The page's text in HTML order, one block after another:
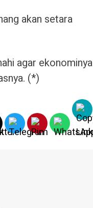
akan setara
agar ekonominya
(*)